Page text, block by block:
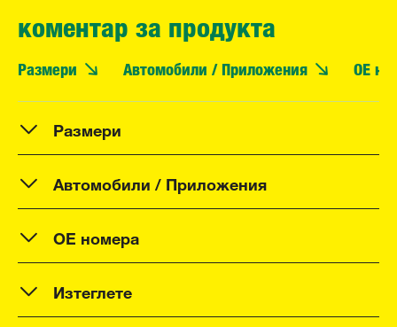
коментар за продукта
Размери Автомобили / Приложения OE
Размери
Автомобили / Приложения
OE номера
Изтеглете